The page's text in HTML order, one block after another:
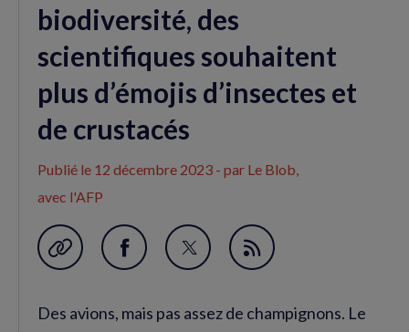
biodiversité, des
scientifiques souhaitent
plus d’émojis d’insectes et
de crustacés
Publié le 12 décembre 2023 - par Le Blob,
avec l'AFP
Garder en favori
Partager
Facebook
Partager
Twitter
Flux
Des avions, mais pas assez de champignons. Le